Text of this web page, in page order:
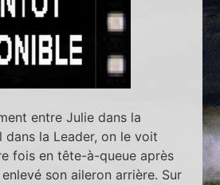
entre Julie dans la
dans la Leader, on le voit
fois en tête-à-queue après
son aileron arrière. Sur